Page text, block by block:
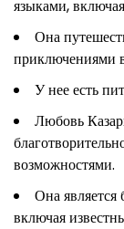
языками,
Она
приключениями
У нее есть
Любовь
возможностями.
Она
включая